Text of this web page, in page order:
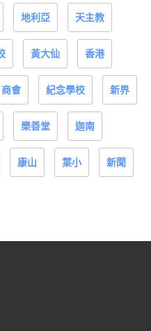
地利亞 天主教
黃大仙 香港
商會 紀念學校 新界
樂善堂 迦南
康山 葉小 新聞